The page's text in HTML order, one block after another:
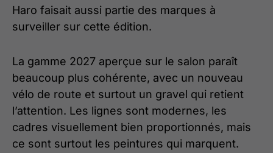
Haro faisait aussi partie des marques à
surveiller sur cette édition.
La gamme 2027 aperçue sur le salon paraît
beaucoup plus cohérente, avec un nouveau
vélo de route et surtout un gravel qui retient
l’attention. Les lignes sont modernes, les
cadres visuellement bien proportionnés, mais
ce sont surtout les peintures qui marquent.